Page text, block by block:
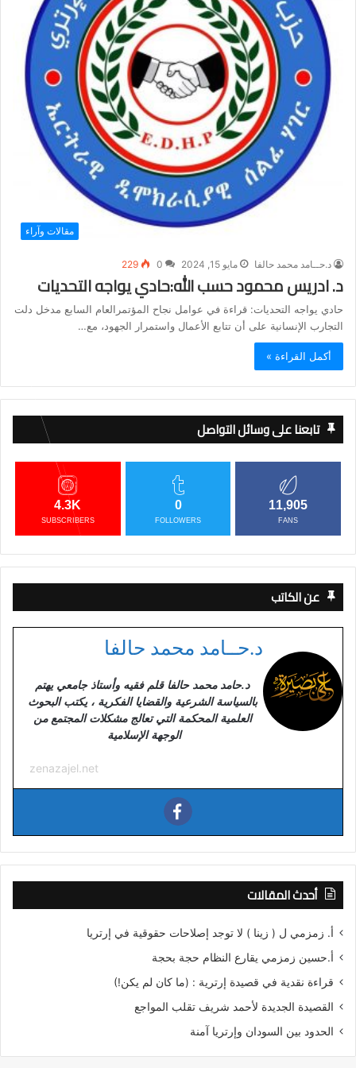
مقالات وآراء
د.حــامد محمد حالفا مايو 15, 2024 0
229
د. ادريس محمود حسب الله:حادي يواجه التحديات
حادي يواجه التحديات: قراءة في عوامل نجاح المؤتمرالعام السابع مدخل دلت
التجارب الإنسانية على أن تتابع الأعمال واستمرار الجهود، مع…
أكمل القراءة »
تابعنا على وسائل التواصل
11,905
FANS
0
FOLLOWERS
4.3K
SUBSCRIBERS
عن الكاتب
د.حــامد محمد حالفا
د.حامد محمد حالفا قلم فقيه وأستاذ جامعي يهتم
بالسياسة الشرعية والقضايا الفكرية ، يكتب البحوث
العلمية المحكمة التي تعالج مشكلات المجتمع من
الوجهة الإسلامية
zenazajel.net
أحدث المقالات
أ. زمزمي ل ( زينا ) لا توجد إصلاحات حقوقية في إرتريا
أ.حسين زمزمي يقارع النظام حجة بحجة
قراءة نقدية في قصيدة إرترية : (ما كان لم يكن!)
القصيدة الجديدة لأحمد شريف تقلب المواجع
الحدود بين السودان وإرتريا آمنة